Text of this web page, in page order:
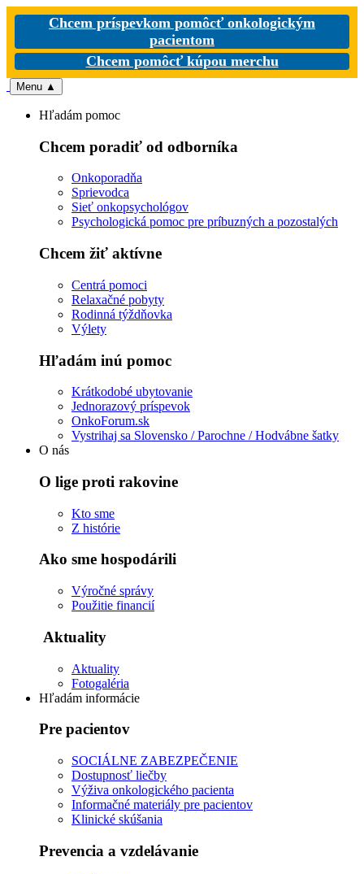
Chcem príspevkom pomôcť onkologickým
pacientom
Chcem pomôcť kúpou merchu
Menu ▲
Hľadám pomoc
Chcem poradiť od odborníka
Onkoporadňa
Sprievodca
Sieť onkopsychológov
Psychologická pomoc pre príbuzných a pozostalých
Chcem žiť aktívne
Centrá pomoci
Relaxačné pobyty
Rodinná týždňovka
Výlety
Hľadám inú pomoc
Krátkodobé ubytovanie
Jednorazový príspevok
OnkoForum.sk
Vystrihaj sa Slovensko / Parochne / Hodvábne šatky
O nás
O lige proti rakovine
Kto sme
Z histórie
Ako sme hospodárili
Výročné správy
Použitie financií
Aktuality
Aktuality
Fotogaléria
Hľadám informácie
Pre pacientov
SOCIÁLNE ZABEZPEČENIE
Dostupnosť liečby
Výživa onkologického pacienta
Informačné materiály pre pacientov
Klinické skúšania
Prevencia a vzdelávanie